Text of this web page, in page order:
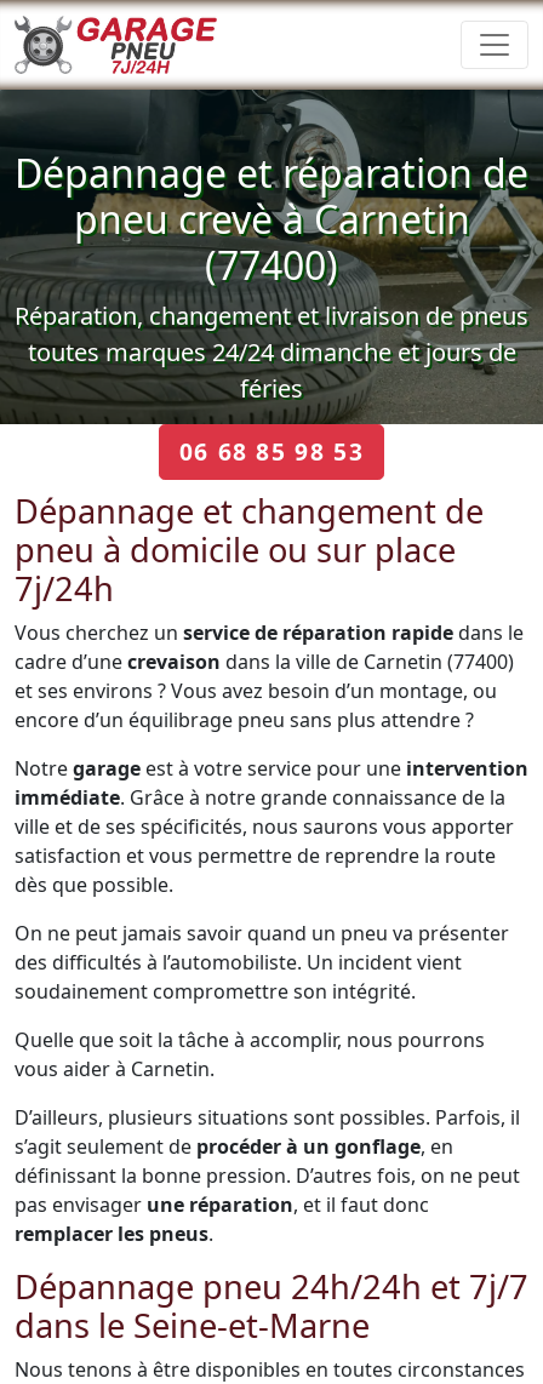
Dépannage et réparation de
pneu crevè à Carnetin
(77400)
Réparation, changement et livraison de pneus
toutes marques 24/24 dimanche et jours de
féries
06 68 85 98 53
Dépannage et changement de
pneu à domicile ou sur place
7j/24h
Vous cherchez un service de réparation rapidedans le
cadre d’unecrevaison dans la ville de Carnetin (77400)
et ses environs ? Vous avez besoin d’un montage, ou
encore d’un équilibrage pneu sans plus attendre ?
Notregarage est à votre service pour une intervention
immédiate. Grâce à notre grande connaissance de la
ville et de ses spécificités, nous saurons vous apporter
satisfaction et vous permettre de reprendre la route
dès que possible.
On ne peut jamais savoir quand un pneu va présenter
des difficultés à l’automobiliste. Un incident vient
soudainement compromettre son intégrité.
Quelle que soit la tâche à accomplir, nous pourrons
vous aider à Carnetin.
D’ailleurs, plusieurs situations sont possibles. Parfois, il
s’agit seulement de procéder à un gonflage, en
définissant la bonne pression. D’autres fois, on ne peut
pas envisager une réparation, et il faut donc
remplacer les pneus.
Dépannage pneu 24h/24h et 7j/7
dans le Seine-et-Marne
Nous tenons à être disponibles en toutes circonstances